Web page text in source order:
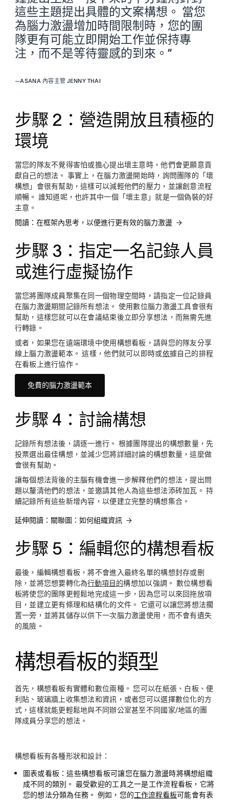
這些主題提出具體的文案構想。 當您
為腦力激盪增加時間限制時，您的團
隊更有可能立即開始工作並保持專
注，而不是等待靈感的到來。”
—ASANA 內容主管 JENNY THAI
步驟 2：營造開放且積極的
環境
當您的隊友不覺得害怕或擔心提出壞主意時，他們會更願意貢
獻自己的想法。 事實上，在腦力激盪開始時，詢問團隊的「壞
構想」會很有幫助，這樣可以減輕他們的壓力，並讓創意流程
順暢。 誰知道呢，也許其中一個「壞主意」就是一個偽裝的好
主意。
閱讀：在框架內思考，以便進行更有效的腦力激盪
步驟 3：指定一名記錄人員
或進行虛擬協作
當您將團隊成員聚集在同一個物理空間時，請指定一位記錄員
在腦力激盪期間記錄所有想法。 使用數位腦力激盪工具會很有
幫助，這樣您就可以在會議結束後立即分享想法，而無需先進
行轉錄。
或者，如果您在遠端環境中使用構想看板，請與您的隊友分享
線上腦力激盪範本。 這樣，他們就可以即時或依據自己的排程
在看板上進行協作。
免費的腦力激盪範本
步驟 4：討論構想
記錄所有想法後，請逐一進行。 根據團隊提出的構想數量，先
投票選出最佳構想，並減少您將詳細討論的構想數量，這麼做
會很有幫助。
讓每個想法背後的主腦有機會進一步解釋他們的想法，提出問
題以釐清他們的想法，並邀請其他人為這些想法添砖加瓦。 持
續記錄所有這些新增內容，以便建立完整的構想集合。
延伸閱讀：關聯圖：如何組織資訊
步驟 5：編輯您的構想看板
最後，編輯構想看板，將不會進入最終名單的構想封存或刪
除，並將您想要轉化為行動項目的構想加以強調。 數位構想看
板將使您的團隊更輕鬆地完成這一步，因為您可以來回拖放項
目，並建立更有條理和結構化的文件。 它還可以讓您將想法擱
置一旁，並將其儲存以供下一次腦力激盪使用，而不會有遺失
的風險。
構想看板的類型
首先，構想看板有實體和數位兩種。 您可以在紙張、白板、便
利貼、玻璃牆上收集想法和資訊，或者您可以選擇數位化的方
式，這樣就能更輕鬆地與不同辦公室甚至不同國家/地區的團
隊成員分享您的想法。
構想看板有各種形狀和設計：
圖表或看板：這些構想看板可讓您在腦力激盪時將構想組織
成不同的類別。 最受歡迎的工具之一是工作流程看板，它將
您的想法分類為任務。 例如，您的工作流程看板可能會有表